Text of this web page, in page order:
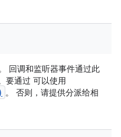
回调和监听器事件通过此
要通过 可以使用
。 否则，请提供分派给相